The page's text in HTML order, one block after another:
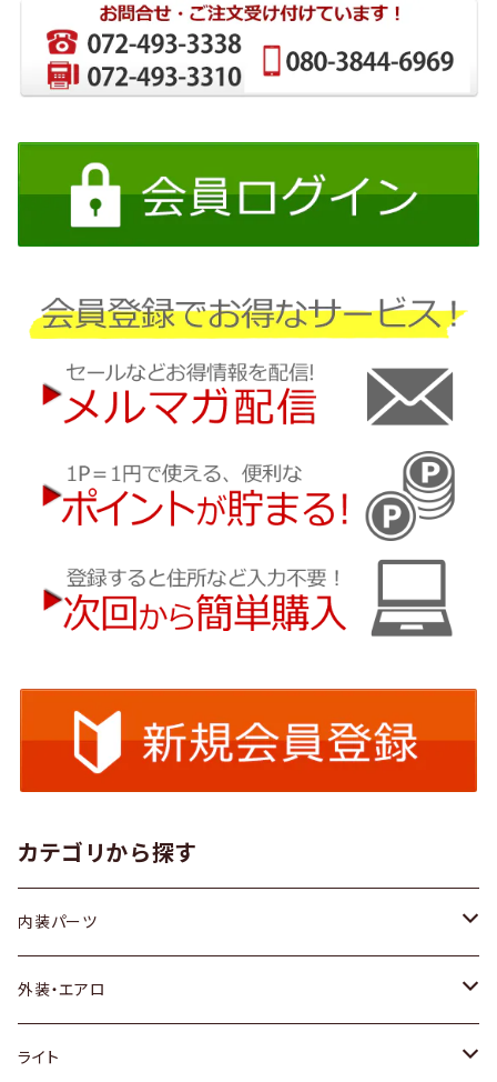
カテゴリから探す
内装パーツ
トヨタ
ホンダ
外装・エアロ
トヨタ
ライト